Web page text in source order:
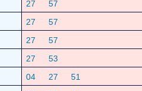
27
57
27
57
27
57
27
53
04 27
51